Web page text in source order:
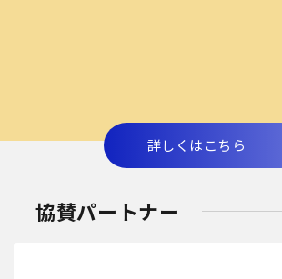
詳しくはこちら
協賛パートナー